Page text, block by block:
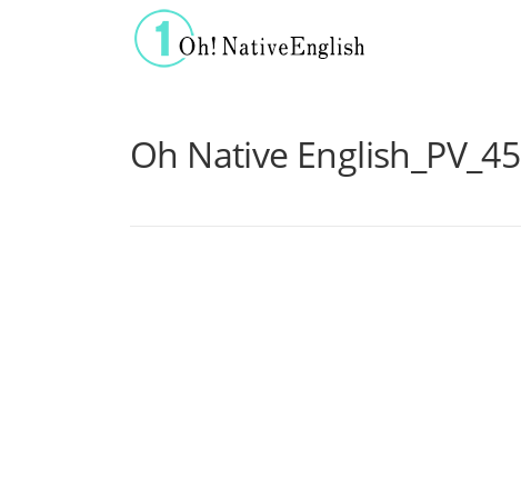
コンテンツへスキップ
Oh Native English_PV_45